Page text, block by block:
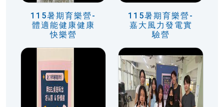
115暑期育樂營-
體適能健康健康
快樂營
115暑期育樂營-
嘉大風力發電實
驗營